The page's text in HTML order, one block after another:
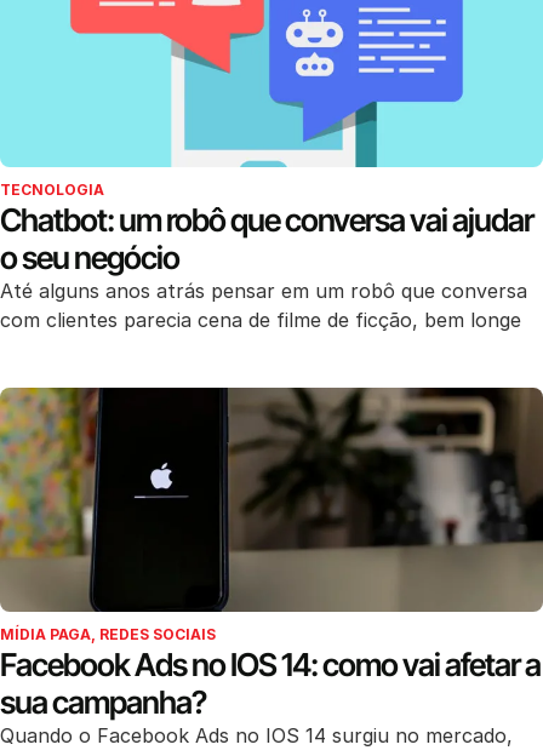
TECNOLOGIA
Chatbot: um robô que conversa vai ajudar
o seu negócio
Até alguns anos atrás pensar em um robô que conversa
com clientes parecia cena de filme de ficção, bem longe
MÍDIA PAGA, REDES SOCIAIS
Facebook Ads no IOS 14: como vai afetar a
sua campanha?
Quando o Facebook Ads no IOS 14 surgiu no mercado,